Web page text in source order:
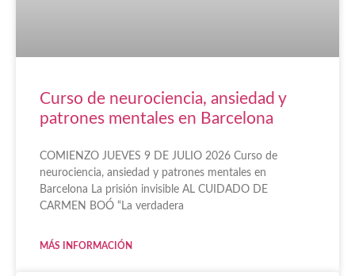
Curso de neurociencia, ansiedad y
patrones mentales en Barcelona
COMIENZO JUEVES 9 DE JULIO 2026 Curso de
neurociencia, ansiedad y patrones mentales en
Barcelona La prisión invisible AL CUIDADO DE
CARMEN BOÓ “La verdadera
MÁS INFORMACIÓN